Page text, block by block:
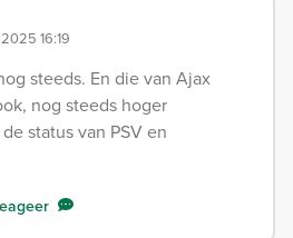
16:19
steeds. En die van Ajax
nog steeds hoger
status van PSV en